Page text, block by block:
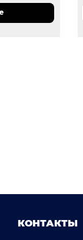
КОНТАКТЫ